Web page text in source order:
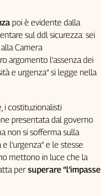
poi è evidente dalla
sul ddl sicurezza: sei
Camera
argomento l’assenza dei
e urgenza” si legge nella
i costituzionalisti
presentata dal governo
non si sofferma sulla
l’urgenza” e le stesse
mettono in luce che la
persuperare “l’impasse